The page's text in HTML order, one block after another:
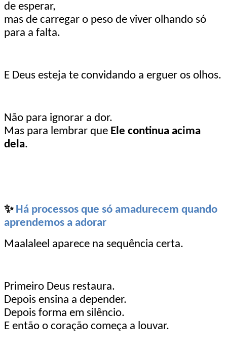
de esperar,
mas de carregar o peso de viver olhando só
para a falta.
E Deus esteja te convidando a erguer os olhos.
Não para ignorar a dor.
Mas para lembrar que Ele continua acima
dela.
✨ Há processos que só amadurecem quando
aprendemos a adorar
Maalaleel aparece na sequência certa.
Primeiro Deus restaura.
Depois ensina a depender.
Depois forma em silêncio.
E então o coração começa a louvar.